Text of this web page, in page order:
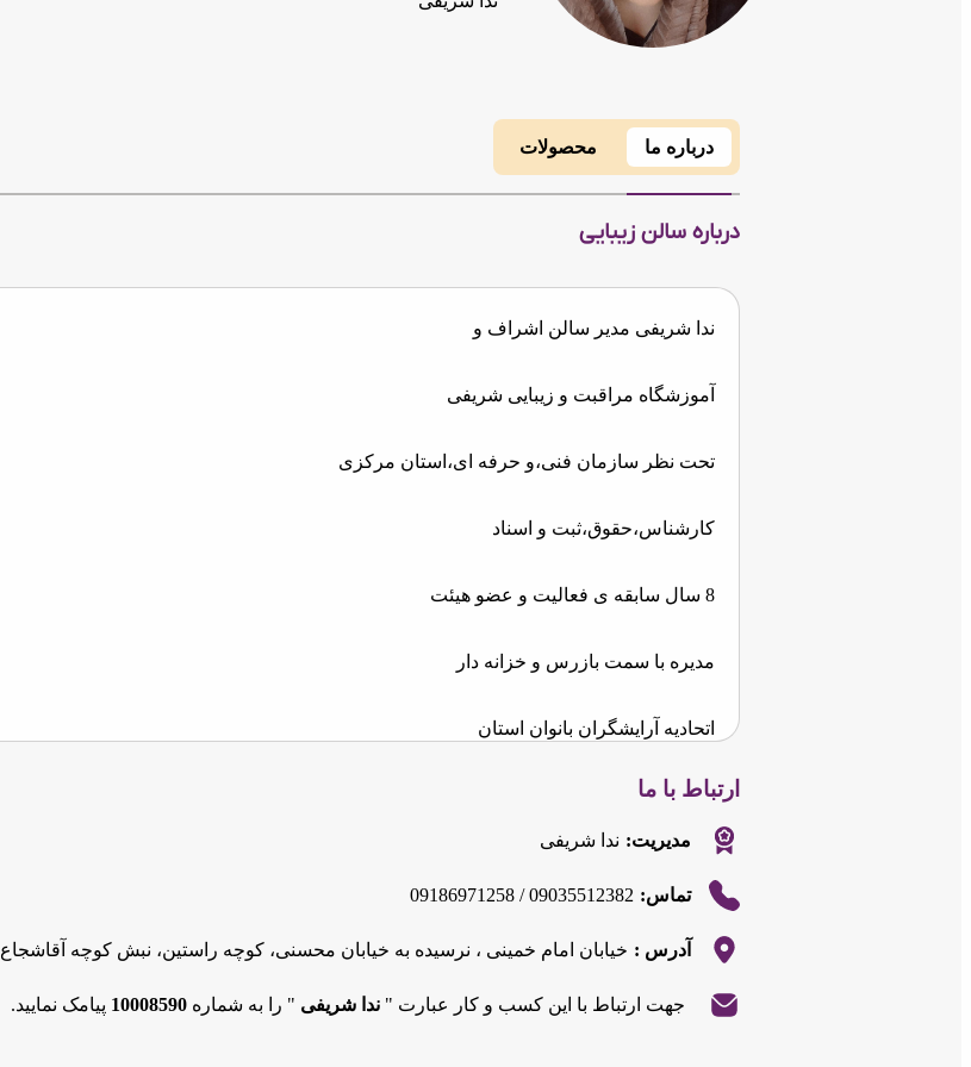
درباره ما محصولات
درباره سالن زیبایی
ندا شریفی مدیر سالن اشراف و
آموزشگاه مراقبت و زیبایی شریفی
تحت نظر سازمان فنی،و حرفه ای،استان مرکزی
کارشناس،حقوق،ثبت و اسناد
8 سال سابقه ی فعالیت و عضو هیئت
مدیره با سمت بازرس و خزانه دار
اتحادیه آرایشگران بانوان استان
مرکزی و شهرستان اراک
لاین های آرایشگری
ارتباط با ما
مدیریت: ندا شریفی
تماس: 09186971258 / 09035512382
آدرس : خیابان امام خمینی ، نرسیده به خیابان محسنی، کوچه راستین، نبش کوچه آقاشجاع
جهت ارتباط با این کسب و کار عبارت " ندا شریفی " را به شماره 10008590 پیامک نمایید. Leaflet
©
OpenStreetMap